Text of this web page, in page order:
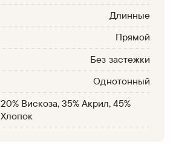
Длинные
Прямой
Без застежки
Однотонный
20% Вискоза, 35% Акрил, 45%
Хлопок